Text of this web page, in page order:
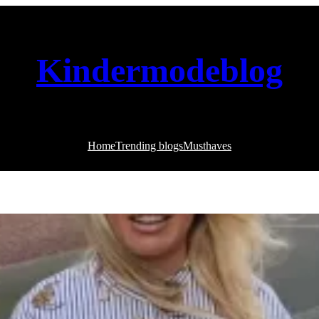
Kindermodeblog
HomeTrending blogsMusthaves